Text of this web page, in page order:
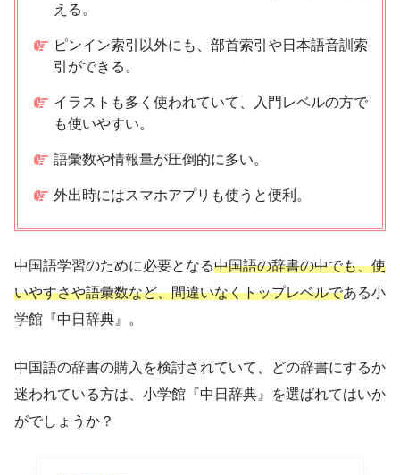
える。
ピンイン索引以外にも、部首索引や日本語音訓索
引ができる。
イラストも多く使われていて、入門レベルの方で
も使いやすい。
語彙数や情報量が圧倒的に多い。
外出時にはスマホアプリも使うと便利。
中国語学習のために必要となる中国語の辞書の中でも、使
いやすさや語彙数など、間違いなくトップレベルである小
学館『中日辞典』。
中国語の辞書の購入を検討されていて、どの辞書にするか
迷われている方は、小学館『中日辞典』を選ばれてはいか
がでしょうか？